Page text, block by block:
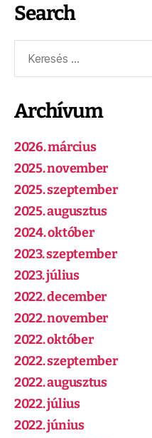
Search
Archívum
2026. március
2025. november
2025. szeptember
2025. augusztus
2024. október
2023. szeptember
2023. július
2022. december
2022. november
2022. október
2022. szeptember
2022. augusztus
2022. július
2022. június